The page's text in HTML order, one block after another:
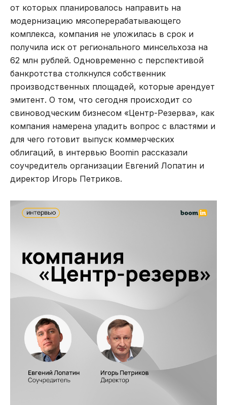
от которых планировалось направить на
модернизацию мясоперерабатывающего
комплекса, компания не уложилась в срок и
получила иск от регионального минсельхоза на
62 млн рублей. Одновременно с перспективой
банкротства столкнулся собственник
производственных площадей, которые арендует
эмитент. О том, что сегодня происходит со
свиноводческим бизнесом «Центр-Резерва», как
компания намерена уладить вопрос с властями и
для чего готовит выпуск коммерческих
облигаций, в интервью Boomin рассказали
соучредитель организации Евгений Лопатин и
директор Игорь Петриков.